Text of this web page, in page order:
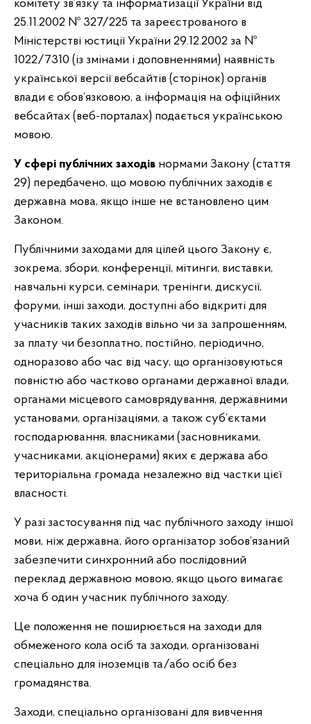
комітету зв’язку та інформатизації України від
25.11.2002 № 327/225 та зареєстрованого в
Міністерстві юстиції України 29.12.2002 за №
1022/7310 (із змінами і доповненнями) наявність
української версії вебсайтів (сторінок) органів
влади є обов’язковою, а інформація на офіційних
вебсайтах (веб-порталах) подається українською
мовою.
У сфері публічних заходів нормами Закону (стаття
29) передбачено, що мовою публічних заходів є
державна мова, якщо інше не встановлено цим
Законом.
Публічними заходами для цілей цього Закону є,
зокрема, збори, конференції, мітинги, виставки,
навчальні курси, семінари, тренінги, дискусії,
форуми, інші заходи, доступні або відкриті для
учасників таких заходів вільно чи за запрошенням,
за плату чи безоплатно, постійно, періодично,
одноразово або час від часу, що організовуються
повністю або частково органами державної влади,
органами місцевого самоврядування, державними
установами, організаціями, а також суб’єктами
господарювання, власниками (засновниками,
учасниками, акціонерами) яких є держава або
територіальна громада незалежно від частки цієї
власності.
У разі застосування під час публічного заходу іншої
мови, ніж державна, його організатор зобов’язаний
забезпечити синхронний або послідовний
переклад державною мовою, якщо цього вимагає
хоча б один учасник публічного заходу.
Це положення не поширюється на заходи для
обмеженого кола осіб та заходи, організовані
спеціально для іноземців та/або осіб без
громадянства.
Заходи, спеціально організовані для вивчення